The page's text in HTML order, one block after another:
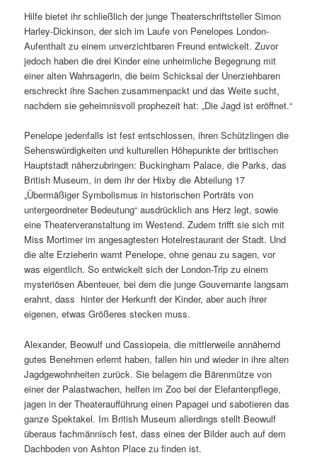
Hilfe bietet ihr schließlich der junge Theaterschriftsteller Simon
Harley-Dickinson, der sich im Laufe von Penelopes London-
Aufenthalt zu einem unverzichtbaren Freund entwickelt. Zuvor
jedoch haben die drei Kinder eine unheimliche Begegnung mit
einer alten Wahrsagerin, die beim Schicksal der Unerziehbaren
erschreckt ihre Sachen zusammenpackt und das Weite sucht,
nachdem sie geheimnisvoll prophezeit hat: „Die Jagd ist eröffnet.“
Penelope jedenfalls ist fest entschlossen, ihren Schützlingen die
Sehenswürdigkeiten und kulturellen Höhepunkte der britischen
Hauptstadt näherzubringen: Buckingham Palace, die Parks, das
British Museum, in dem ihr der Hixby die Abteilung 17
„Übermäßiger Symbolismus in historischen Porträts von
untergeordneter Bedeutung“ ausdrücklich ans Herz legt, sowie
eine Theaterveranstaltung im Westend. Zudem trifft sie sich mit
Miss Mortimer im angesagtesten Hotelrestaurant der Stadt. Und
die alte Erzieherin warnt Penelope, ohne genau zu sagen, vor
was eigentlich. So entwickelt sich der London-Trip zu einem
mysteriösen Abenteuer, bei dem die junge Gouvernante langsam
erahnt, dass hinter der Herkunft der Kinder, aber auch ihrer
eigenen, etwas Größeres stecken muss.
Alexander, Beowulf und Cassiopeia, die mittlerweile annähernd
gutes Benehmen erlernt haben, fallen hin und wieder in ihre alten
Jagdgewohnheiten zurück. Sie belagern die Bärenmütze von
einer der Palastwachen, helfen im Zoo bei der Elefantenpflege,
jagen in der Theateraufführung einen Papagei und sabotieren das
ganze Spektakel. Im British Museum allerdings stellt Beowulf
überaus fachmännisch fest, dass eines der Bilder auch auf dem
Dachboden von Ashton Place zu finden ist.